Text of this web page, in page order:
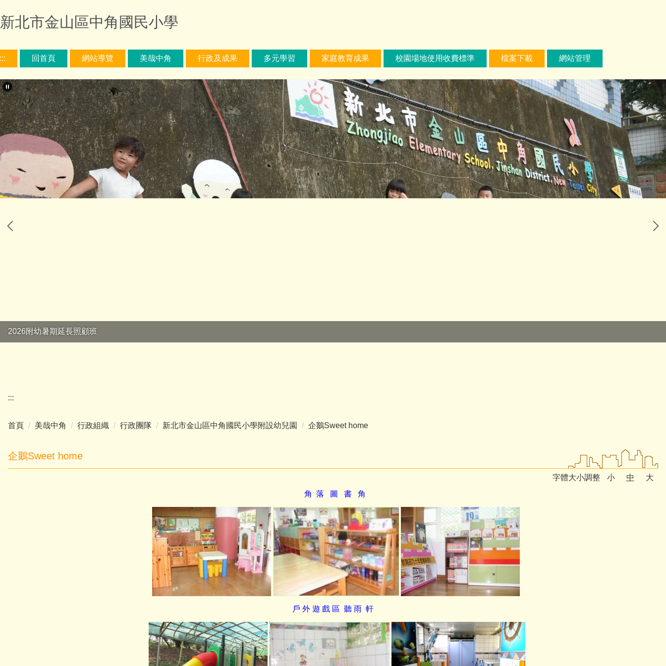
到
主
內
容
區
新北市金山區中角國民小學
::: 回首頁 網站導覽 美哉中角 行政及成果 多元學習 家庭教育成果 校園場地使用收費標準 檔案下載 網站管理
2026附幼暑期延長照顧班
:::
首頁 美哉中角 行政組織 行政團隊 新北市金山區中角國民小學附設幼兒園 企鵝Sweet home
企鵝Sweet home
字體大小調整 小 中
大
角 落
圖 書 角
戶 外 遊 戲 區 聽 雨 軒